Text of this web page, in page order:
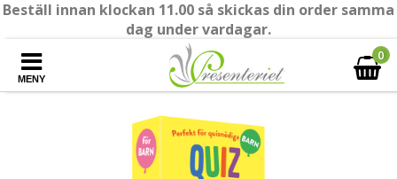
Beställ innan klockan 11.00 så skickas din order samma
dag under vardagar.
MENY
0